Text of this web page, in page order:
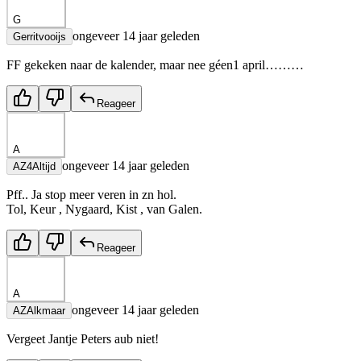
G
Gerritvooijs ongeveer 14 jaar geleden
FF gekeken naar de kalender, maar nee géen1 april………
Reageer
A
AZ4Altijd ongeveer 14 jaar geleden
Pff.. Ja stop meer veren in zn hol.
Tol, Keur , Nygaard, Kist , van Galen.
Reageer
A
AZAlkmaar ongeveer 14 jaar geleden
Vergeet Jantje Peters aub niet!